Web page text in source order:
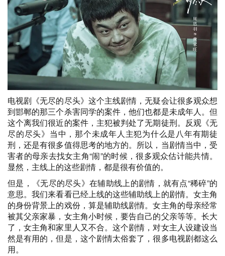
电视剧《无尽的尽头》这个主线剧情，无疑会让很多观众想
到邯郸的那三个杀害同学的案件，他们也都是未成年人。但
这个离我们很近的案件，主犯被判处了无期徒刑。反观《无
尽的尽头》当中，那个未成年人主犯为什么是八年有期徒
刑，还是有很多值得思考的地方的。所以，当剧情当中，受
害者的母亲去找女主角“闹”的时候，很多观众估计能共情。
显然，主线上的这些剧情，都是很有价值的。
但是，《无尽的尽头》在辅助线上的剧情，就有点“稀碎”的
意思。我们来看看已经上线的这些辅助线上的剧情。女主角
的身份背景上的戏份，算是辅助线剧情。女主角的母亲经常
被其父亲家暴，女主角小时候，要告自己的父亲等等。长大
了，女主角和家里人又不合。这个剧情，对女主人设建设当
然是有用的，但是，这个剧情太俗套了，很多电视剧都这么
用。